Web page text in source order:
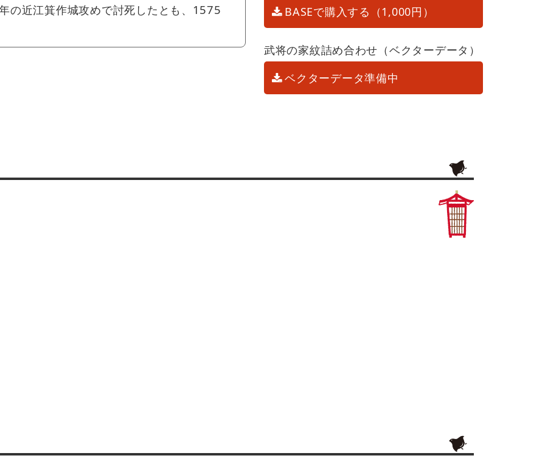
の近江箕作城攻めで討死したとも、1575
BASEで購入する（1,000円）
武将の家紋詰め合わせ（ベクターデータ）
ベクターデータ準備中